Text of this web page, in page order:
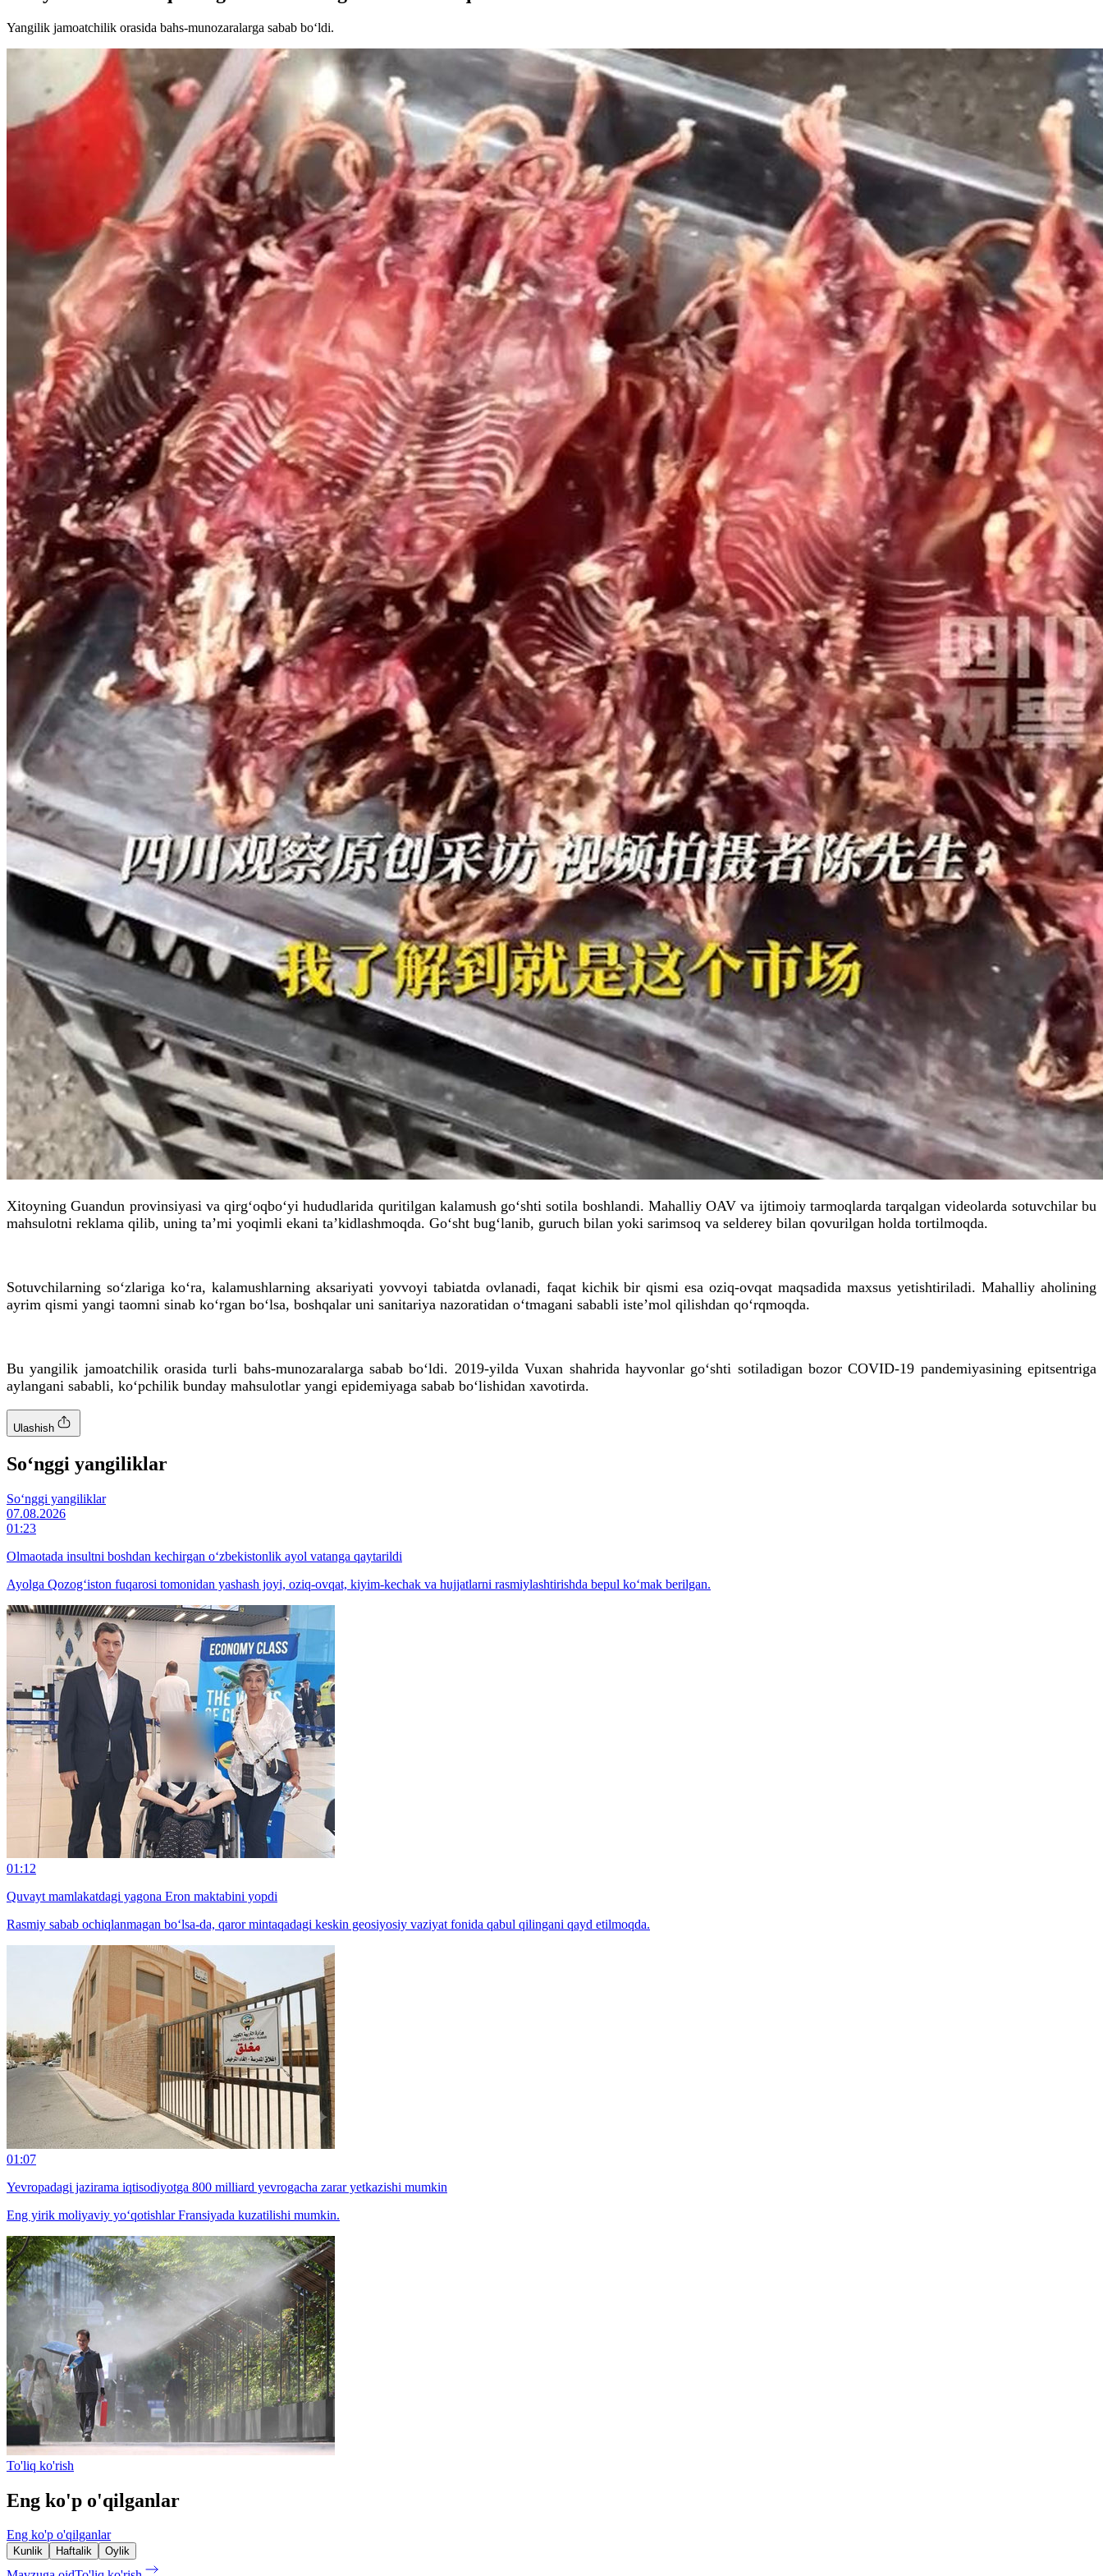
Yangilik jamoatchilik orasida bahs-munozaralarga sabab bo‘ldi.
Xitoyning Guandun provinsiyasi va qirg‘oqbo‘yi hududlarida quritilgan kalamush go‘shti sotila boshlandi. Mahalliy OAV va ijtimoiy tarmoqlarda tarqalgan videolarda sotuvchilar bu
mahsulotni reklama qilib, uning ta’mi yoqimli ekani ta’kidlashmoqda. Go‘sht bug‘lanib, guruch bilan yoki sarimsoq va selderey bilan qovurilgan holda tortilmoqda.
Sotuvchilarning so‘zlariga ko‘ra, kalamushlarning aksariyati yovvoyi tabiatda ovlanadi, faqat kichik bir qismi esa oziq-ovqat maqsadida maxsus yetishtiriladi. Mahalliy aholining
ayrim qismi yangi taomni sinab ko‘rgan bo‘lsa, boshqalar uni sanitariya nazoratidan o‘tmagani sababli iste’mol qilishdan qo‘rqmoqda.
Bu yangilik jamoatchilik orasida turli bahs-munozaralarga sabab bo‘ldi. 2019-yilda Vuxan shahrida hayvonlar go‘shti sotiladigan bozor COVID-19 pandemiyasining epitsentriga
aylangani sababli, ko‘pchilik bunday mahsulotlar yangi epidemiyaga sabab bo‘lishidan xavotirda.
Ulashish
So‘nggi yangiliklar
So‘nggi yangiliklar
07.08.2026
01:23
Olmaotada insultni boshdan kechirgan o‘zbekistonlik ayol vatanga qaytarildi
Ayolga Qozog‘iston fuqarosi tomonidan yashash joyi, oziq-ovqat, kiyim-kechak va hujjatlarni rasmiylashtirishda bepul ko‘mak berilgan.
01:12
Quvayt mamlakatdagi yagona Eron maktabini yopdi
Rasmiy sabab ochiqlanmagan bo‘lsa-da, qaror mintaqadagi keskin geosiyosiy vaziyat fonida qabul qilingani qayd etilmoqda.
01:07
Yevropadagi jazirama iqtisodiyotga 800 milliard yevrogacha zarar yetkazishi mumkin
Eng yirik moliyaviy yo‘qotishlar Fransiyada kuzatilishi mumkin.
To'liq ko'rish
Eng ko'p o'qilganlar
Eng ko'p o'qilganlar
Kunlik Haftalik Oylik